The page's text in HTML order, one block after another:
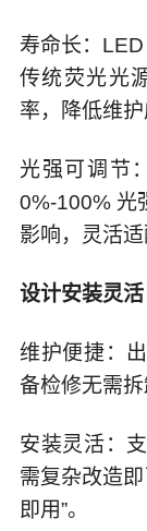
寿命长：
传统荧光光
率，降低维护
光强可调节
0%-100% 光
影响，灵活适
设计安装灵活
维护便捷：
备检修无需拆
安装灵活：
需复杂改造
即用”。